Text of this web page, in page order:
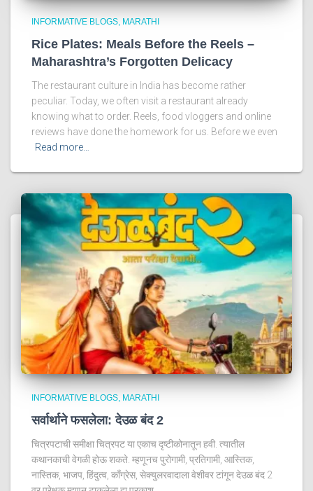
INFORMATIVE BLOGS MARATHI
Rice Plates: Meals Before the Reels –
Maharashtra’s Forgotten Delicacy
The restaurant culture in India has become rather
peculiar. Today, we often visit a restaurant already
knowing what to order. Reels, food vloggers and online
reviews have done the homework for us. Before we even
Read more…
INFORMATIVE BLOGS MARATHI
सर्वार्थाने फसलेला: देउळ बंद 2
चित्रपटाची समीक्षा चित्रपट या एकाच दृष्टीकोनातून हवी. त्यातील
कथानकाची वेगळी होऊ शकते. म्हणूनच पुरोगामी, प्रतिगामी, आस्तिक,
नास्तिक, भाजप, हिंदुत्व, काँग्रेस, सेक्युलरवादाला वेशीवर टांगून देउळ बंद 2